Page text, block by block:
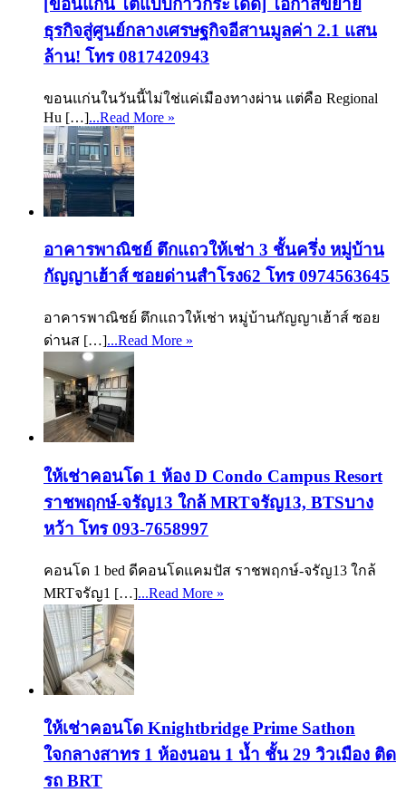
[ขอนแก่น โตแบบก้าวกระโดด] โอกาสขยาย
ธุรกิจสู่ศูนย์กลางเศรษฐกิจอีสานมูลค่า 2.1 แสน
ล้าน! โทร 0817420943
ขอนแก่นในวันนี้ไม่ใช่แค่เมืองทางผ่าน แต่คือ Regional
Hu […]...Read More »
อาคารพาณิชย์ ตึกแถวให้เช่า 3 ชั้นครึ่ง หมู่บ้าน
กัญญาเฮ้าส์ ซอยด่านสำโรง62 โทร 0974563645
อาคารพาณิชย์ ตึกแถวให้เช่า หมู่บ้านกัญญาเฮ้าส์ ซอย
ด่านส […]...Read More »
ให้เช่าคอนโด 1 ห้อง D Condo Campus Resort
ราชพฤกษ์-จรัญ13 ใกล้ MRTจรัญ13, BTSบาง
หว้า โทร 093-7658997
คอนโด 1 bed ดีคอนโดแคมปัส ราชพฤกษ์-จรัญ13 ใกล้
MRTจรัญ1 […]...Read More »
ให้เช่าคอนโด Knightbridge Prime Sathon
ใจกลางสาทร 1 ห้องนอน 1 น้ำ ชั้น 29 วิวเมือง ติด
รถ BRT